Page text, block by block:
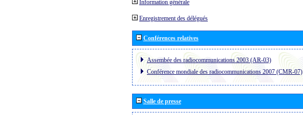
Information générale
Enregistrement des délégués
Conférences relatives
Assembée des radiocommunications 2003 (AR-03)
Conférence mondiale des radiocommunications 2007 (CMR-07)
Salle de presse